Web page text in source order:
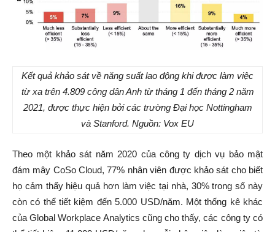
Kết quả khảo sát về năng suất lao động khi được làm việc
từ xa trên 4.809 công dân Anh từ tháng 1 đến tháng 2 năm
2021, được thực hiện bởi các trường Đại học Nottingham
và Stanford. Nguồn: Vox EU
Theo một khảo sát năm 2020 của công ty dịch vụ bảo mật
đám mây CoSo Cloud, 77% nhân viên được khảo sát cho biết
họ cảm thấy hiệu quả hơn làm việc tại nhà, 30% trong số này
còn có thể tiết kiệm đến 5.000 USD/năm. Một thống kê khác
của Global Workplace Analytics cũng cho thấy, các công ty có